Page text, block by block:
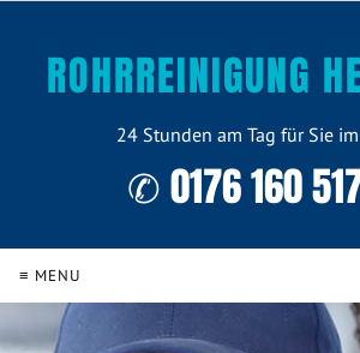
ROHRREINIGUNG
24 Stunden am Tag für Sie
✆ 0176 160
≡ MENU